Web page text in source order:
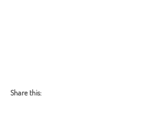
Share this: